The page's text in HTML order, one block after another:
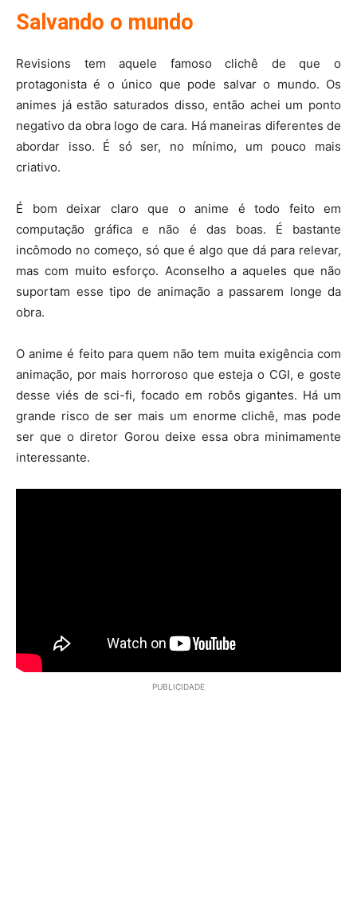
Salvando o mundo
Revisions tem aquele famoso clichê de que o
protagonista é o único que pode salvar o mundo. Os
animes já estão saturados disso, então achei um ponto
negativo da obra logo de cara. Há maneiras diferentes de
abordar isso. É só ser, no mínimo, um pouco mais
criativo.
É bom deixar claro que o anime é todo feito em
computação gráfica e não é das boas. É bastante
incômodo no começo, só que é algo que dá para relevar,
mas com muito esforço. Aconselho a aqueles que não
suportam esse tipo de animação a passarem longe da
obra.
O anime é feito para quem não tem muita exigência com
animação, por mais horroroso que esteja o CGI, e goste
desse viés de sci-fi, focado em robôs gigantes. Há um
grande risco de ser mais um enorme clichê, mas pode
ser que o diretor Gorou deixe essa obra minimamente
interessante.
PUBLICIDADE